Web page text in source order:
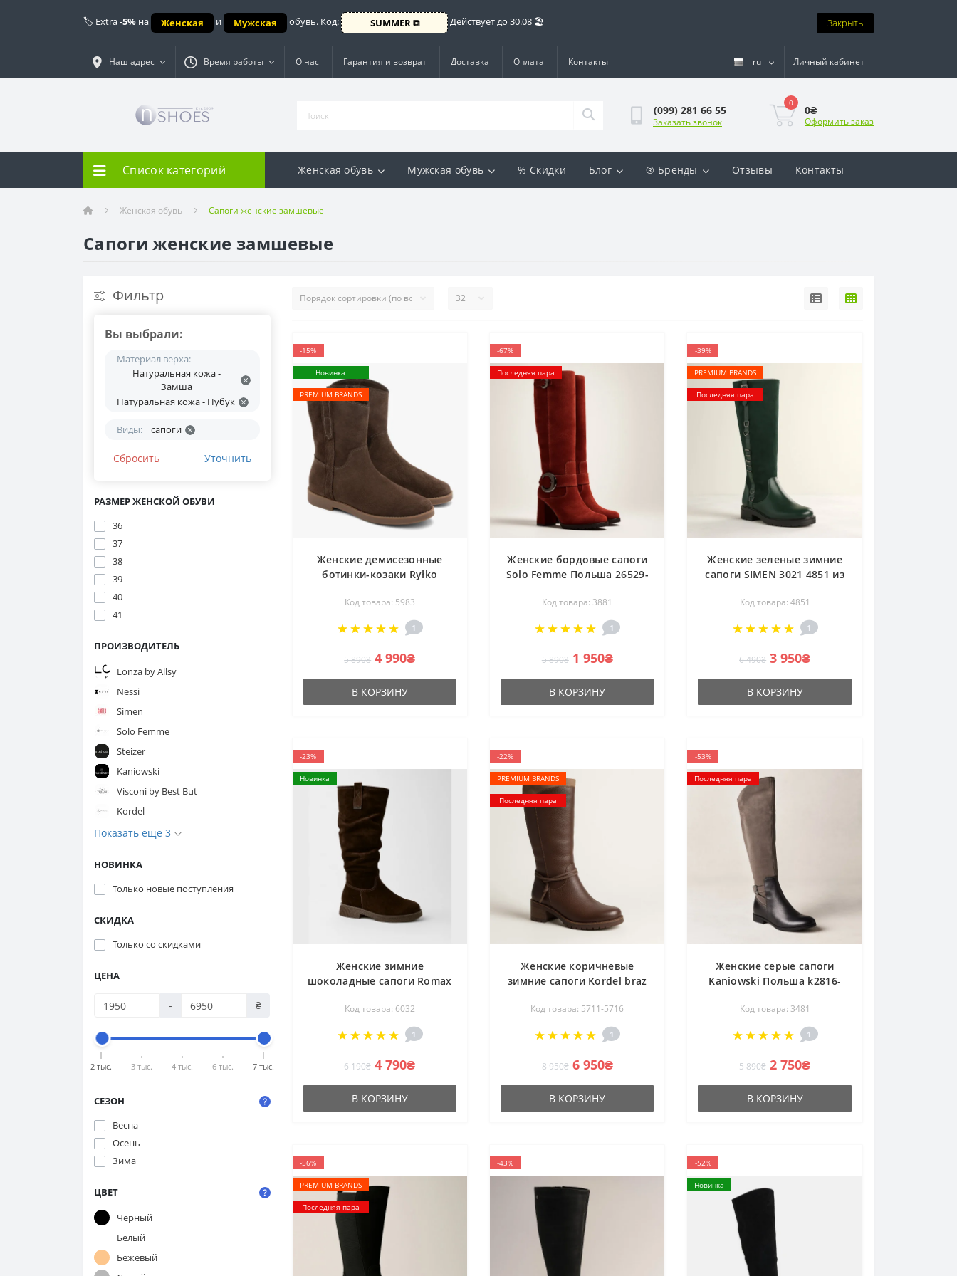
🏷️ Extra-5% на Женская и Мужская обувь. Код: SUMMER ⧉ Действует до 30.08 🏖️ Закрыть
Наш адрес Время работы О нас Гарантия и возврат Доставка Оплата Контакты ru Личный кабинет
(099) 281 66 55
Заказать звонок
0
0₴
Оформить заказ
Список категорий Женская обувь Мужская обувь % Скидки Блог ® Бренды Отзывы Контакты
Женская обувь Сапоги женские замшевые
Сапоги женские замшевые
Фильтр
Вы выбрали:
Материал верха:
Натуральная кожа -
Замша
Натуральная кожа - Нубук
Виды: сапоги
Сбросить Уточнить
РАЗМЕР ЖЕНСКОЙ ОБУВИ
36
37
38
39
40
41
ПРОИЗВОДИТЕЛЬ
Lonza by Allsy
Nessi
Simen
Solo Femme
Steizer
Kaniowski
Visconi by Best But
Kordel
Показать еще 3
НОВИНКА
Только новые поступления
СКИДКА
Только со cкидками
ЦЕНА
- ₴
2 тыс. 3 тыс. 4 тыс. 6 тыс. 7 тыс.
СЕЗОН
Весна
Осень
Зима
ЦВЕТ
Черный
Белый
Бежевый
-15%
Новинка
PREMIUM BRANDS
Женские демисезонные
ботинки-козаки Ryłko
коричневые, натуральная
Код товара: 5983
1
5 890₴ 4 990₴
В КОРЗИНУ
-67%
Последняя пара
Женские бордовые сапоги
Solo Femme Польша 26529-
Код товара: 3881
1
5 890₴ 1 950₴
В КОРЗИНУ
-39%
PREMIUM BRANDS
Последняя пара
Женские зеленые зимние
сапоги SIMEN 3021 4851 из
нубука и утеплением из
шерсти со скидкой от
польской фабрики
Код товара: 4851
1
6 490₴ 3 950₴
В КОРЗИНУ
-23%
Новинка
Женские зимние
шоколадные сапоги Romax
натуральной замши с
утеплением Еврозима
Код товара: 6032
1
6 190₴ 4 790₴
В КОРЗИНУ
-22%
PREMIUM BRANDS
Последняя пара
Женские коричневые
зимние сапоги Kordel braz
натуральной кожи и меха
от польской фабрики
Код товара: 5711-5716
1
8 950₴ 6 950₴
В КОРЗИНУ
-53%
Последняя пара
Женские серые сапоги
Kaniowski Польша k2816-
Код товара: 3481
1
5 890₴ 2 750₴
В КОРЗИНУ
-56%
PREMIUM BRANDS
Последняя пара
-43% -52%
Новинка